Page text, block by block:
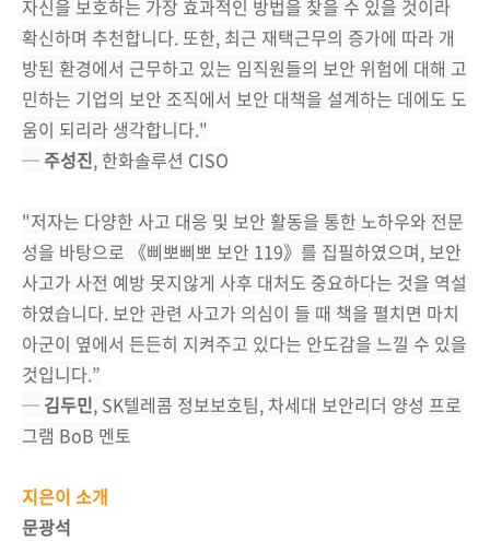
자신을 보호하는 가장 효과적인 방법을 찾을 수 있을 것이라
확신하며 추천합니다. 또한, 최근 재택근무의 증가에 따라 개
방된 환경에서 근무하고 있는 임직원들의 보안 위험에 대해 고
민하는 기업의 보안 조직에서 보안 대책을 설계하는 데에도 도
움이 되리라 생각합니다."
─ 주성진, 한화솔루션 CISO
"저자는 다양한 사고 대응 및 보안 활동을 통한 노하우와 전문
성을 바탕으로 《삐뽀삐뽀 보안 119》를 집필하였으며, 보안
사고가 사전 예방 못지않게 사후 대처도 중요하다는 것을 역설
하였습니다. 보안 관련 사고가 의심이 들 때 책을 펼치면 마치
아군이 옆에서 든든히 지켜주고 있다는 안도감을 느낄 수 있을
것입니다.”
─ 김두민, SK텔레콤 정보보호팀, 차세대 보안리더 양성 프로
그램 BoB 멘토
지은이 소개
문광석